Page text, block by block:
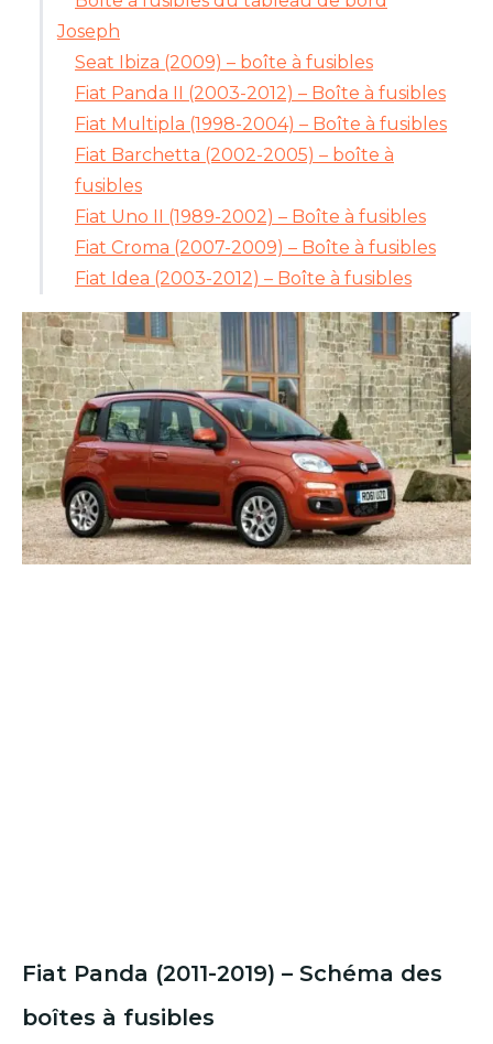
Joseph
Seat Ibiza (2009) – boîte à fusibles
Fiat Panda II (2003-2012) – Boîte à fusibles
Fiat Multipla (1998-2004) – Boîte à fusibles
Fiat Barchetta (2002-2005) – boîte à
fusibles
Fiat Uno II (1989-2002) – Boîte à fusibles
Fiat Croma (2007-2009) – Boîte à fusibles
Fiat Idea (2003-2012) – Boîte à fusibles
Fiat Panda (2011-2019) – Schéma des
boîtes à fusibles